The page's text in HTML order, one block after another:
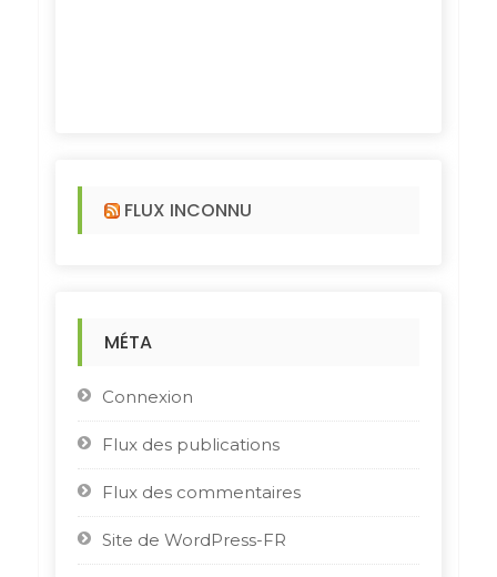
FLUX INCONNU
MÉTA
Connexion
Flux des publications
Flux des commentaires
Site de WordPress-FR